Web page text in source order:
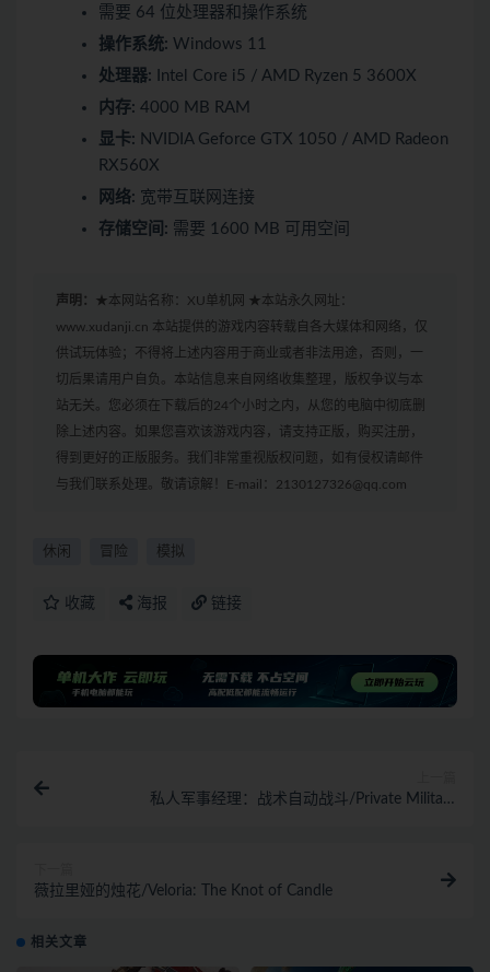
需要 64 位处理器和操作系统
操作系统: Windows 11
处理器: Intel Core i5 / AMD Ryzen 5 3600X
内存: 4000 MB RAM
显卡: NVIDIA Geforce GTX 1050 / AMD Radeon
RX560X
网络: 宽带互联网连接
存储空间: 需要 1600 MB 可用空间
声明： ★本网站名称：XU单机网 ★本站永久网址：
www.xudanji.cn 本站提供的游戏内容转载自各大媒体和网络，仅
供试玩体验；不得将上述内容用于商业或者非法用途，否则，一
切后果请用户自负。本站信息来自网络收集整理，版权争议与本
站无关。您必须在下载后的24个小时之内，从您的电脑中彻底删
除上述内容。如果您喜欢该游戏内容，请支持正版，购买注册，
得到更好的正版服务。我们非常重视版权问题，如有侵权请邮件
与我们联系处理。敬请谅解！E-mail：2130127326@qq.com
休闲 冒险 模拟
收藏 海报 链接
私人军事经理：战术自动战斗/Private Military
薇拉里娅的烛花/Veloria: The Knot of Candle
相关文章